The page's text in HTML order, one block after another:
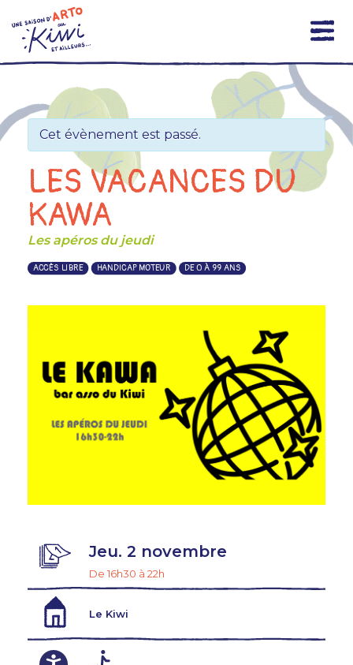
to
content
Cet évènement est passé.
LES VACANCES DU
KAWA
Les apéros du jeudi
ACCÈS LIBRE HANDICAP MOTEUR DE 0 À 99 ANS
Jeu. 2 novembre
De 16h30 à 22h
Le Kiwi